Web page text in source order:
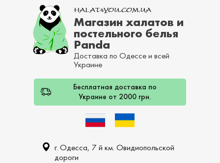
Магазин халатов и
постельного белья
Panda
Доставка по Одессе и всей
Украине
Бесплатная доставка по
Украине от 2000 грн.
г. Одесса, 7 й км. Овидиопольской
дороги